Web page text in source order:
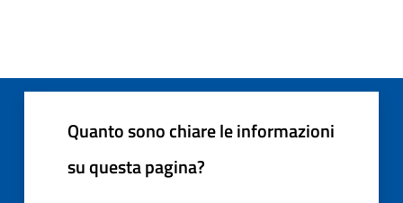
Quanto sono chiare le informazioni
su questa pagina?